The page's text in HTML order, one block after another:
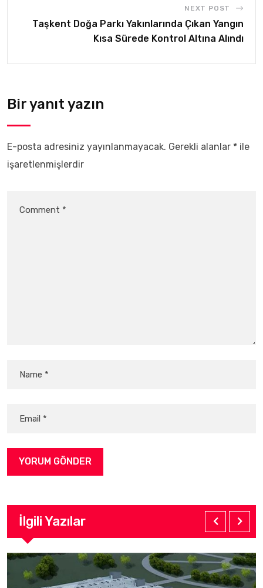
NEXT POST
Taşkent Doğa Parkı Yakınlarında Çıkan Yangın
Kısa Sürede Kontrol Altına Alındı
Bir yanıt yazın
E-posta adresiniz yayınlanmayacak. Gerekli alanlar * ile
işaretlenmişlerdir
İlgili Yazılar